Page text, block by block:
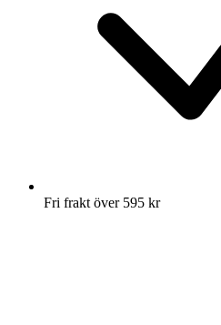
Fri frakt över 595 kr